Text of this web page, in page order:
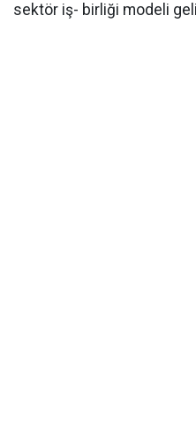
sektör iş- birliği modeli